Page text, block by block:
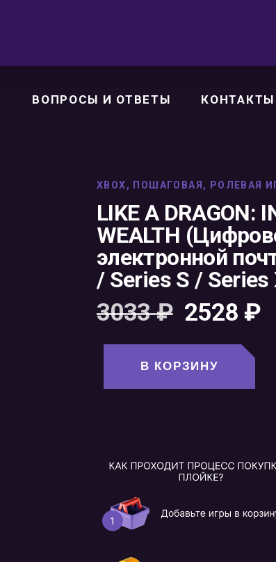
ВОПРОСЫ И ОТВЕТЫ КОНТАКТЫ
XBOX, ПОШАГОВАЯ , РОЛЕВАЯ
LIKE A DRAGON:
WEALTH
электронной
/ Series S / Series
3033₽ 2528 ₽
В КОРЗИНУ